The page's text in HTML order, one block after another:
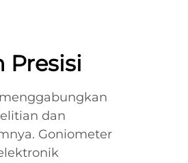
Presisi
dan
Goniometer